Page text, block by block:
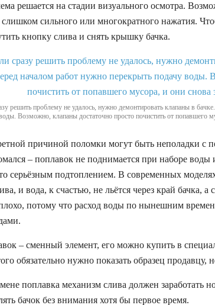
решается на стадии визуального осмотра.
слишком сильного или многократного нажатия.
кнопку слива и снять крышку бачка.
решить проблему не удалось, нужно демонтировать клапаны в
Возможно, клапаны достаточно просто почистить от попавшего
причиной поломки могут быть неполадки с
– поплавок не поднимается при наборе воды
серьёзным подтоплением. В современных
и вода, к счастью, не льётся через край бачка,
потому что расход воды по нынешним
– сменный элемент, его можно купить в
обязательно нужно показать образец продавцу,
поплавка механизм слива должен заработать
бачок без внимания хотя бы первое время.